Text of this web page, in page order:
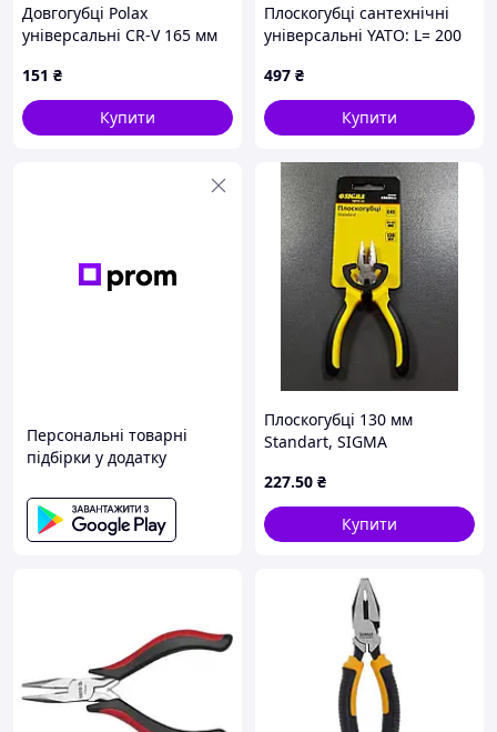
Довгогубці Polax
універсальні CR-V 165 мм
151 ₴
Купити
Плоскогубці сантехнічні
універсальні YATO: L= 200
497 ₴
Купити
Персональні товарні
підбірки у додатку
Плоскогубці 130 мм
Standart, SIGMA
227.50 ₴
Купити